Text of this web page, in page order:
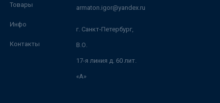
Товары
Инфо
Контакты
armaton.igor@yandex.ru
г. Санкт-Петербург,
В.О.
17-я линия д. 60 лит.
«А»